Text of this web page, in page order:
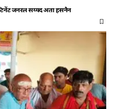
लेफ्टिनेंट जनरल सय्यद अता हसनैन